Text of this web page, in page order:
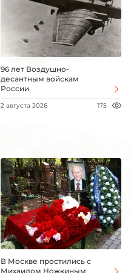
96 лет Воздушно-
десантным войскам
России
2 августа 2026 175
В Москве простились с
Михаилом Ножкиным